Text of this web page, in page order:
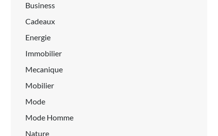
Business
Cadeaux
Energie
Immobilier
Mecanique
Mobilier
Mode
Mode Homme
Nature